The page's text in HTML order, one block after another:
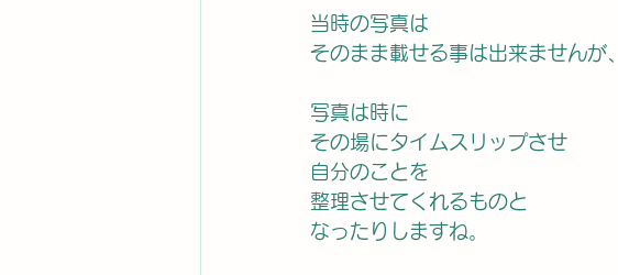
当時の写真は
そのまま載せる事は出来ませんが、
写真は時に
その場にタイムスリップさせ
自分のことを
整理させてくれるものと
なったりしますね。